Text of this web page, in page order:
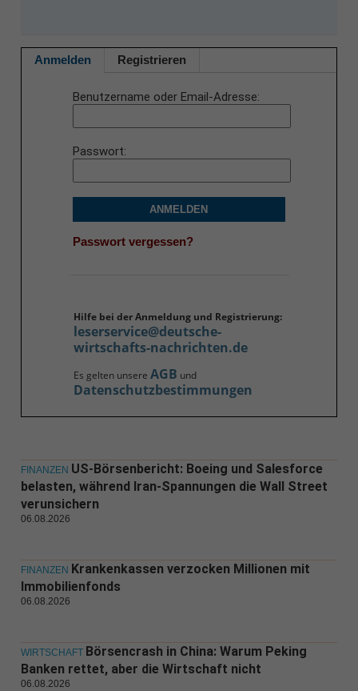
Anmelden Registrieren
Benutzername oder Email-Adresse
Passwort
ANMELDEN
Passwort vergessen?
Hilfe bei der Anmeldung und Registrierung:
leserservice@deutsche-
wirtschafts-nachrichten.de
Es gelten unsere AGB und
Datenschutzbestimmungen
FINANZEN US-Börsenbericht: Boeing und Salesforce
belasten, während Iran-Spannungen die Wall Street
verunsichern
06.08.2026
FINANZEN Krankenkassen verzocken Millionen mit
Immobilienfonds
06.08.2026
WIRTSCHAFT Börsencrash in China: Warum Peking
Banken rettet, aber die Wirtschaft nicht
06.08.2026